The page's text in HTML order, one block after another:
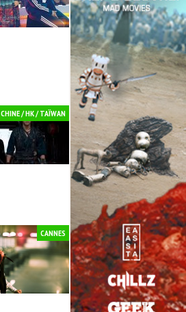
CHINE / HK / TAÏWAN
CANNES